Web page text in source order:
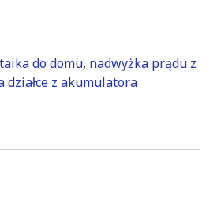
do domu, nadwyżka prądu z
działce z akumulatora